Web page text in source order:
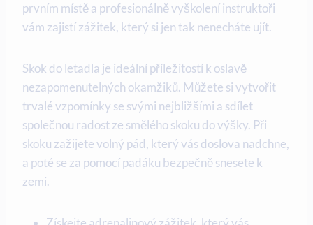
prvním místě a profesionálně vyškolení instruktoři
vám zajistí zážitek, který si jen tak nenecháte ujít.
Skok do letadla je ideální příležitostí k oslavě
nezapomenutelných okamžiků. Můžete si vytvořit
trvalé vzpomínky se svými nejbližšími a sdílet
společnou radost ze smělého skoku do výšky. Při
skoku zažijete volný pád, který vás doslova nadchne,
a poté se za pomocí padáku bezpečně snesete k
zemi.